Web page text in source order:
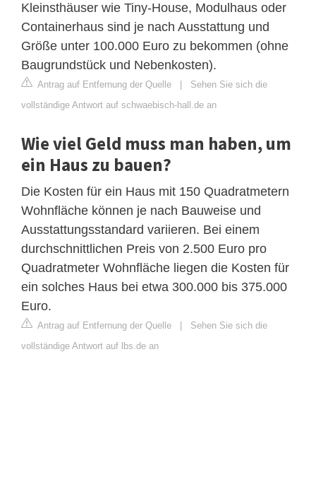
Kleinsthäuser wie Tiny-House, Modulhaus oder
Containerhaus sind je nach Ausstattung und
Größe unter 100.000 Euro zu bekommen (ohne
Baugrundstück und Nebenkosten).
Antrag auf Entfernung der Quelle
Sehen Sie sich die
vollständige Antwort auf schwaebisch-hall.de an
Wie viel Geld muss man haben, um
ein Haus zu bauen?
Die Kosten für ein Haus mit 150 Quadratmetern
Wohnfläche können je nach Bauweise und
Ausstattungsstandard variieren. Bei einem
durchschnittlichen Preis von 2.500 Euro pro
Quadratmeter Wohnfläche liegen die Kosten für
ein solches Haus bei etwa 300.000 bis 375.000
Euro.
Antrag auf Entfernung der Quelle
Sehen Sie sich die
vollständige Antwort auf lbs.de an